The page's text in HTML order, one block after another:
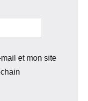
et mon site